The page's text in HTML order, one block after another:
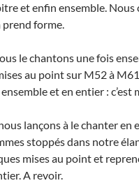
et enfin ensemble. Nous
prend forme.
le chantons une fois
au point sur M52 à
et en entier : c’est
lançons à le chanter en
stoppés dans notre
mises au point et
A revoir.